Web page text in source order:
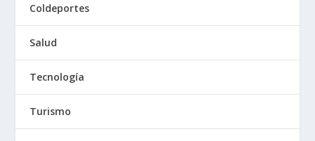
Coldeportes
Salud
Tecnología
Turismo